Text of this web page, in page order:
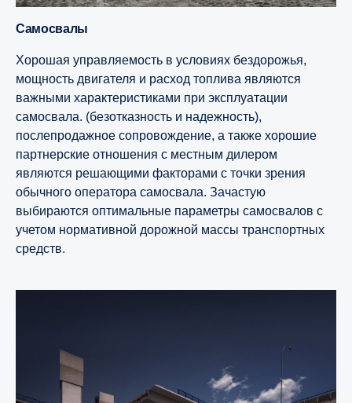
Самосвалы
Хорошая управляемость в условиях бездорожья,
мощность двигателя и расход топлива являются
важными характеристиками при эксплуатации
самосвала. (безотказность и надежность),
послепродажное сопровождение, а также хорошие
партнерские отношения с местным дилером
являются решающими факторами с точки зрения
обычного оператора самосвала. Зачастую
выбираются оптимальные параметры самосвалов с
учетом нормативной дорожной массы транспортных
средств.